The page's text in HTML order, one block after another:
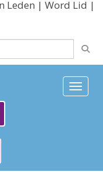
Leden | Word Lid |
Toggle